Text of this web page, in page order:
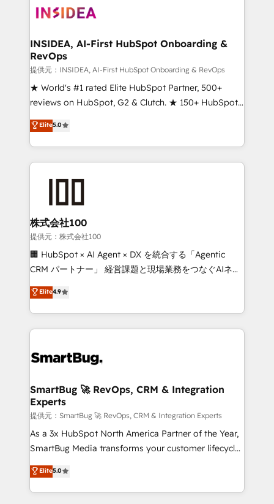
INSIDEA, AI-First HubSpot Onboarding &
RevOps
提供元：INSIDEA, AI-First HubSpot Onboarding & RevOps
★ World's #1 rated Elite HubSpot Partner, 500+
reviews on HubSpot, G2 & Clutch. ★ 150+ HubSpot
Certified Experts & Trainers across the team ★
1,500+ implementations across five continents ★ AI-
First, RevOps-led, Onboarding obsessed ★
Company of the Year 2024/25 INSIDEA helps
and build AI-powered workflows that drive adoption
from week one, in your time zone. What we do ➤
Onboarding: Live in weeks, with workflows built
around your business, not a template. ➤ Migration:
Move from any legacy CRM. Zero downtime, full data
run your revenue process. Sales, marketing, and
service wired together. ➤ AI and Integrations: Layer
tune-ups, feature rollouts, adoption coaching. Buying
HubSpot, switching to it, or reviving a stale portal?
We are built for the work.
Elite5.0
株式会社100
提供元：株式会社100
🏢 HubSpot × AI Agent × DX を統合する「Agentic
CRM パートナー」 経営課題と現場業務をつなぐAIネイ
ティブ・エージェンシーとして、HubSpot Eliteの実装
力で顧客フロント業務を再設計します。 💡 100inc は何
をする会社か？ HubSpotを共通基盤に、AIエージェン
トを組み込んだ顧客フロント業務（マーケティング・営
ィブ・エージェンシーです。事業部・グループ会社・部
を、CRMを軸とした全社共通基盤に再構築します。意
思決定者・PMO・現場担当者に並走します。 1️⃣
HubSpot導入・活用支援 顧客データの一元化から、
GTMの見える化・自動化まで。全Hub統合運用、デー
タ品質設計、グループ横断のCRM統合に対応します。
の一部をAIが自律実行する組織への移行を設計・実装。
Breeze・Claude等をHubSpotと連携させ、役割定義・
Elite4.9
SmartBug 🚀 RevOps, CRM & Integration
Experts
提供元：SmartBug 🚀 RevOps, CRM & Integration Experts
As a 3x HubSpot North America Partner of the Year,
SmartBug Media transforms your customer lifecycle
into a revenue engine. Our unified ecosystem
includes specialized divisions Globalia (AI &
Software) and Point Success Media (Paid Media),
Elite5.0